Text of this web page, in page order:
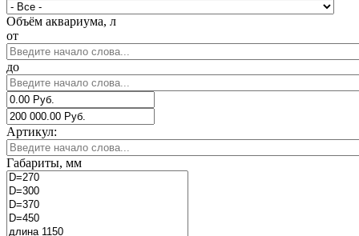
Объём аквариума, л
от
до
Артикул:
Габариты, мм